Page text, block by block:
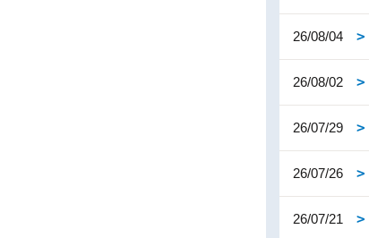
26/08/04
26/08/02
26/07/29
26/07/26
26/07/21